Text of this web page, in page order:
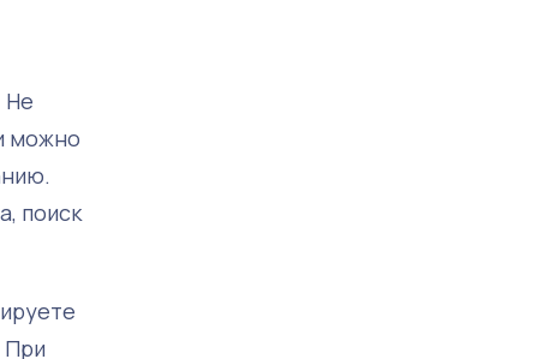
Не
можно
поиск
При